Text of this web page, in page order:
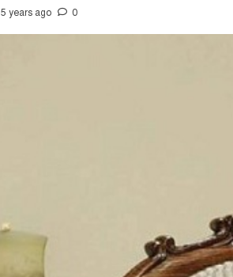
5 years ago 0